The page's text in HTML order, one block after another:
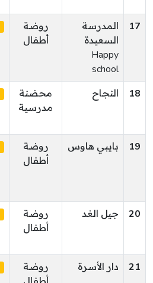
17
المدرسة
السعيدة
Happy
school
روضة
أطفال
18 النجاح
محضنة
مدرسية
19 بايبي هاوس
روضة
أطفال
20 جيل الغد
روضة
أطفال
21 دار الأسرة
روضة